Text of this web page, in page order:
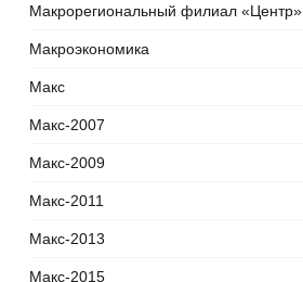
Макрорегиональный филиал «Центр»
Макроэкономика
Макс
Макс-2007
Макс-2009
Макс-2011
Макс-2013
Макс-2015